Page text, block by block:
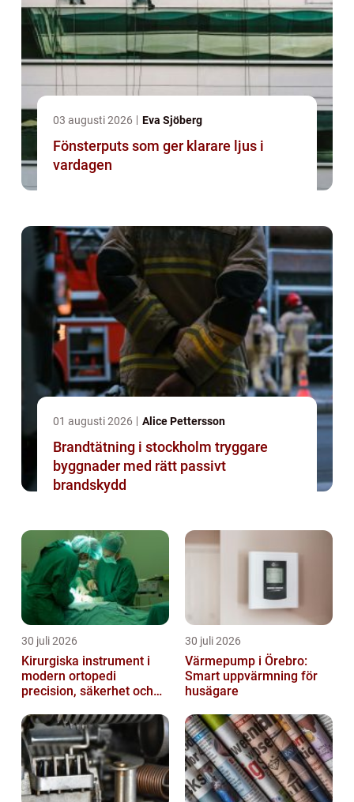
03 augusti 2026 Eva Sjöberg
Fönsterputs som ger klarare ljus i
vardagen
01 augusti 2026 Alice Pettersson
Brandtätning i stockholm tryggare
byggnader med rätt passivt
brandskydd
30 juli 2026
Kirurgiska instrument i
modern ortopedi
precision, säkerhet och
30 juli 2026
Värmepump i Örebro:
Smart uppvärmning för
husägare